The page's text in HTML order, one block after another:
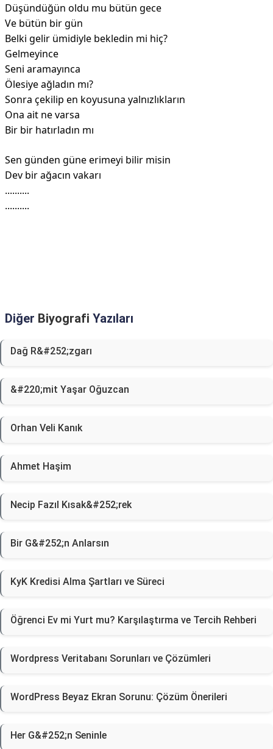
Düşündüğün oldu mu bütün gece
Ve bütün bir gün
Belki gelir ümidiyle bekledin mi hiç?
Gelmeyince
Seni aramayınca
Ölesiye ağladın mı?
Sonra çekilip en koyusuna yalnızlıkların
Ona ait ne varsa
Bir bir hatırladın mı
Sen günden güne erimeyi bilir misin
Dev bir ağacın vakarı
..........
..........
Diğer Biyografi Yazıları
Dağ R&#252;zgarı
&#220;mit Yaşar Oğuzcan
Orhan Veli Kanık
Ahmet Haşim
Necip Fazıl Kısak&#252;rek
Bir G&#252;n Anlarsın
KyK Kredisi Alma Şartları ve Süreci
Öğrenci Ev mi Yurt mu? Karşılaştırma ve Tercih Rehberi
Wordpress Veritabanı Sorunları ve Çözümleri
WordPress Beyaz Ekran Sorunu: Çözüm Önerileri
Her G&#252;n Seninle